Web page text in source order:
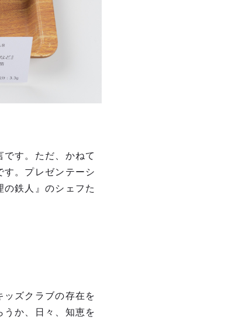
です。ただ、かねて
。プレゼンテーシ
鉄人』のシェフた
ッズクラブの存在を
うか、日々、知恵を